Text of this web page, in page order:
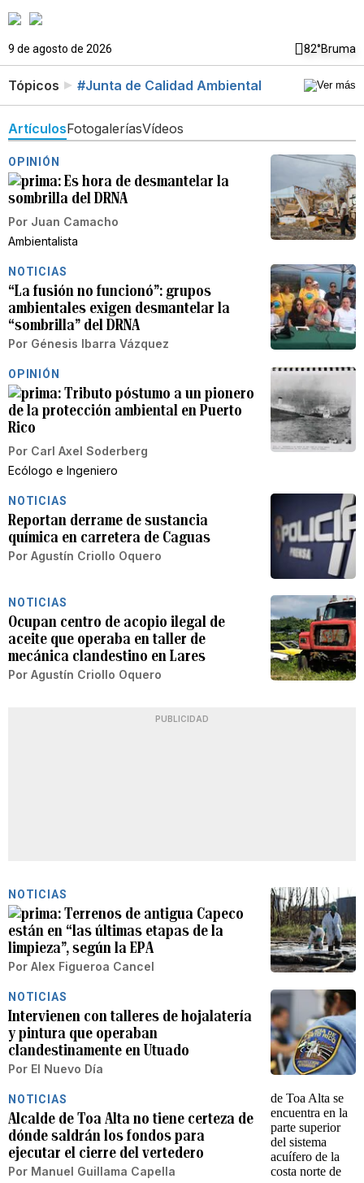
9 de agosto de 2026 82°Bruma
Tópicos #Junta de Calidad Ambiental
ArtículosFotogaleríasVídeos
OPINIÓN
Es hora de desmantelar la
sombrilla del DRNA
Por Juan Camacho
Ambientalista
NOTICIAS
“La fusión no funcionó”: grupos
ambientales exigen desmantelar la
“sombrilla” del DRNA
Por Génesis Ibarra Vázquez
OPINIÓN
Tributo póstumo a un pionero
de la protección ambiental en Puerto
Rico
Por Carl Axel Soderberg
Ecólogo e Ingeniero
NOTICIAS
Reportan derrame de sustancia
química en carretera de Caguas
Por Agustín Criollo Oquero
NOTICIAS
Ocupan centro de acopio ilegal de
aceite que operaba en taller de
mecánica clandestino en Lares
Por Agustín Criollo Oquero
PUBLICIDAD
NOTICIAS
Terrenos de antigua Capeco
están en “las últimas etapas de la
limpieza”, según la EPA
Por Alex Figueroa Cancel
NOTICIAS
Intervienen con talleres de hojalatería
y pintura que operaban
clandestinamente en Utuado
Por El Nuevo Día
NOTICIAS
Alcalde de Toa Alta no tiene certeza de
dónde saldrán los fondos para
ejecutar el cierre del vertedero
Por Manuel Guillama Capella